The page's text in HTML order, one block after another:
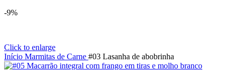
-9%
Click to enlarge
Início Marmitas de Carne #03 Lasanha de abobrinha